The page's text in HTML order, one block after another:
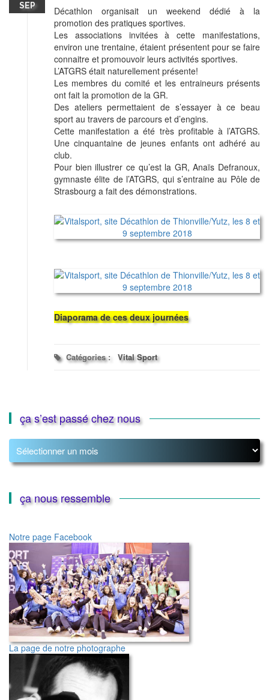
SEP
Décathlon organisait un weekend dédié à la
promotion des pratiques sportives.
Les associations invitées à cette manifestations,
environ une trentaine, étaient présentent pour se faire
connaitre et promouvoir leurs activités sportives.
L’ATGRS était naturellement présente!
Les membres du comité et les entraineurs présents
ont fait la promotion de la GR.
Des ateliers permettaient de s’essayer à ce beau
sport au travers de parcours et d’engins.
Cette manifestation a été très profitable à l’ATGRS.
Une cinquantaine de jeunes enfants ont adhéré au
club.
Pour bien illustrer ce qu’est la GR, Anaïs Defranoux,
gymnaste élite de l’ATGRS, qui s’entraine au Pôle de
Strasbourg a fait des démonstrations.
Diaporama de ces deux journées
Catégories : Vital Sport
ça s’est passé chez nous
ça
s’est
passé
nousça nous ressemble
Notre page Facebook
La page de notre photographe